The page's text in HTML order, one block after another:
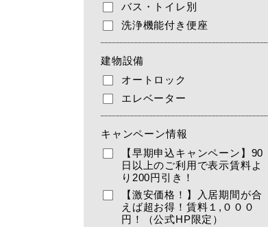
バス・トイレ別
洗浄機能付き便座
建物設備
オートロック
エレベーター
キャンペーン情報
【早期申込キャンペーン】90
日以上のご利用で表示賃料よ
り200円引き！
【激安価格！】入居期間が合
えば超お得！賃料１,０００
円！（公式HP限定）